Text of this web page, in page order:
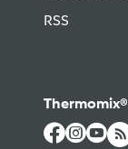
RSS
Thermomix®